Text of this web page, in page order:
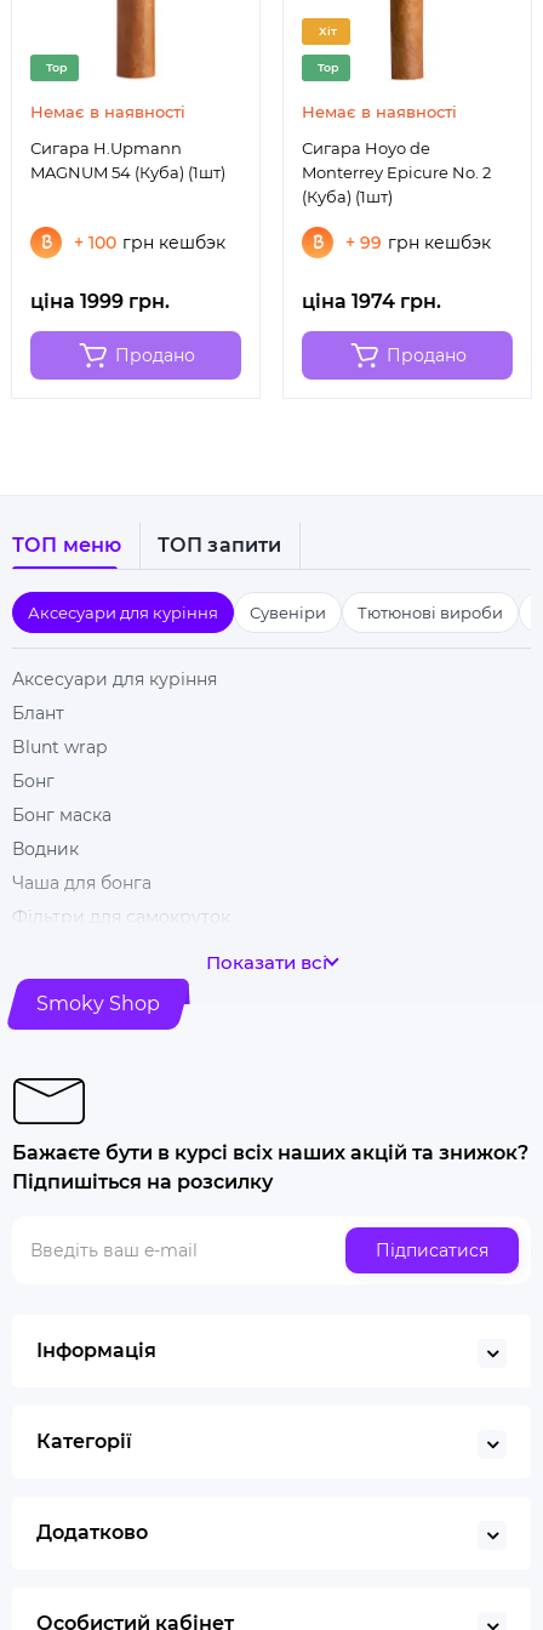
Top
Немає в наявності
Сигара H.Upmann
MAGNUM 54 (Куба) (1шт)
+ 100 грн кешбэк
ціна 1999 грн.
Продано
Хіт
Top
Немає в наявності
Сигара Hoyo de
Monterrey Epicure No. 2
(Куба) (1шт)
+ 99 грн кешбэк
ціна 1974 грн.
Продано
ТОП меню ТОП запити
Аксесуари для куріння Сувеніри Тютюнові вироби
Аксесуари для куріння
Блант
Blunt wrap
Бонг
Бонг маска
Водник
Чаша для бонга
Фільтри для самокруток
Гріндери
Ковпак для куріння
Купити папір для самокруток
Попільничка
Купити люльку для куріння
Люлька для куріння набір
Купити ювелірні ваги
Гільйотина для сигар
Показати всі
Smoky Shop
Бажаєте бути в курсі всіх наших акцій та знижок?
Підпишіться на розсилку
Підписатися
Інформація
Категорії
Додатково
Особистий кабінет